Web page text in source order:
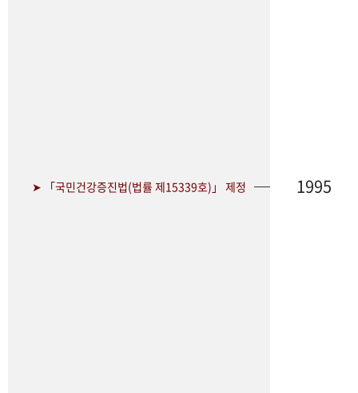
➤ 「국민건강증진법(법률 제15339호)」 제정 1995